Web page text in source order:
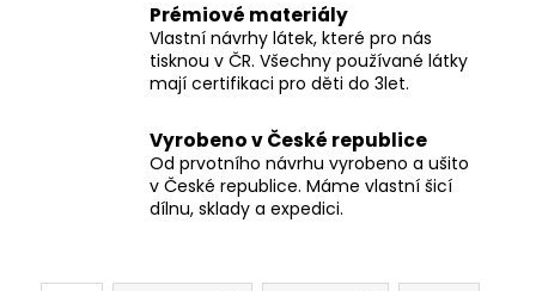
Prémiové materiály
Vlastní návrhy látek, které pro nás
tisknou v ČR. Všechny používané látky
mají certifikaci pro děti do 3let.
Vyrobeno v České republice
Od prvotního návrhu vyrobeno a ušito
v České republice. Máme vlastní šicí
dílnu, sklady a expedici.